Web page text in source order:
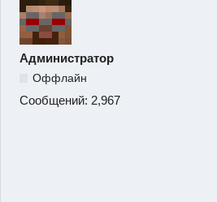
Администратор
Оффлайн
Сообщений: 2,967